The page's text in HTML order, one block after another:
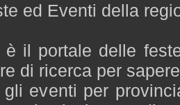
ed Eventi della
è il portale delle
di ricerca per
gli eventi per